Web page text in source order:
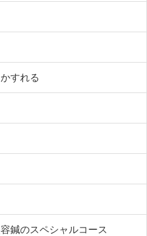
すれる
鍼のスペシャルコース